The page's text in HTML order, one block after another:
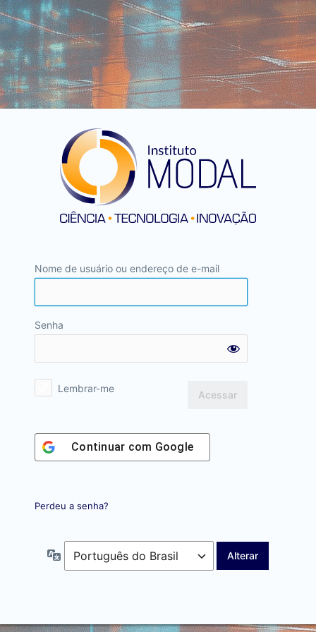
Nome de usuário ou endereço de e-mail
Senha
Lembrar-me
Continuar com Google
Perdeu a senha?
Idioma